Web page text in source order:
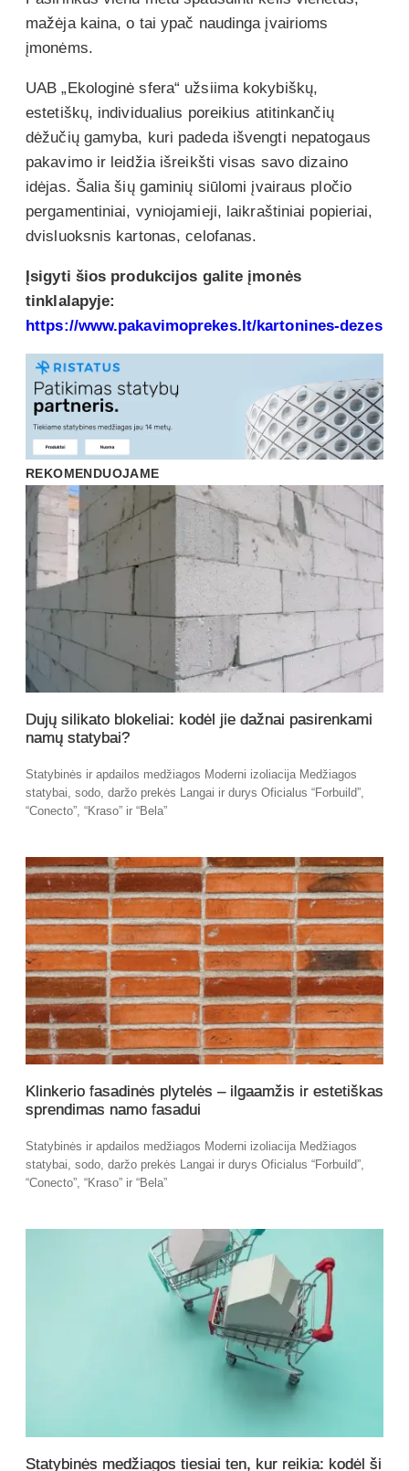
mažėja kaina, o tai ypač naudinga įvairioms
įmonėms.
UAB „Ekologinė sfera“ užsiima kokybiškų,
estetiškų, individualius poreikius atitinkančių
dėžučių gamyba, kuri padeda išvengti nepatogaus
pakavimo ir leidžia išreikšti visas savo dizaino
idėjas. Šalia šių gaminių siūlomi įvairaus pločio
pergamentiniai, vyniojamieji, laikraštiniai popieriai,
dvisluoksnis kartonas, celofanas.
Įsigyti šios produkcijos galite įmonės
tinklalapyje:
https://www.pakavimoprekes.lt/kartonines-dezes
REKOMENDUOJAME
Dujų silikato blokeliai: kodėl jie dažnai pasirenkami
namų statybai?
Statybinės ir apdailos medžiagos Moderni izoliacija Medžiagos
statybai, sodo, daržo prekės Langai ir durys Oficialus “Forbuild”,
“Conecto”, “Kraso” ir “Bela”
Klinkerio fasadinės plytelės – ilgaamžis ir estetiškas
sprendimas namo fasadui
Statybinės ir apdailos medžiagos Moderni izoliacija Medžiagos
statybai, sodo, daržo prekės Langai ir durys Oficialus “Forbuild”,
“Conecto”, “Kraso” ir “Bela”
Statybinės medžiagos tiesiai ten, kur reikia: kodėl ši